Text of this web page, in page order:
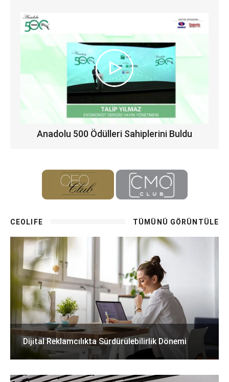
Anadolu 500 Ödülleri Sahiplerini Buldu
CEOLIFE TÜMÜNÜ GÖRÜNTÜLE
Dijital Reklamcılıkta Sürdürülebilirlik Dönemi